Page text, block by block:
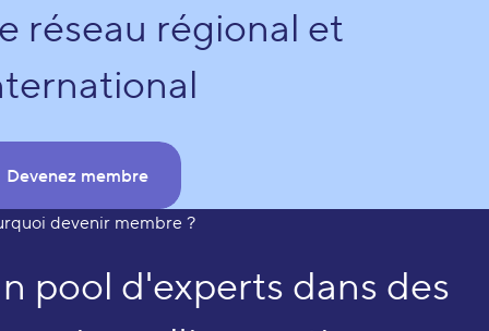
réseau régional et
Devenez membre
devenir membre ?
pool d'experts dans des